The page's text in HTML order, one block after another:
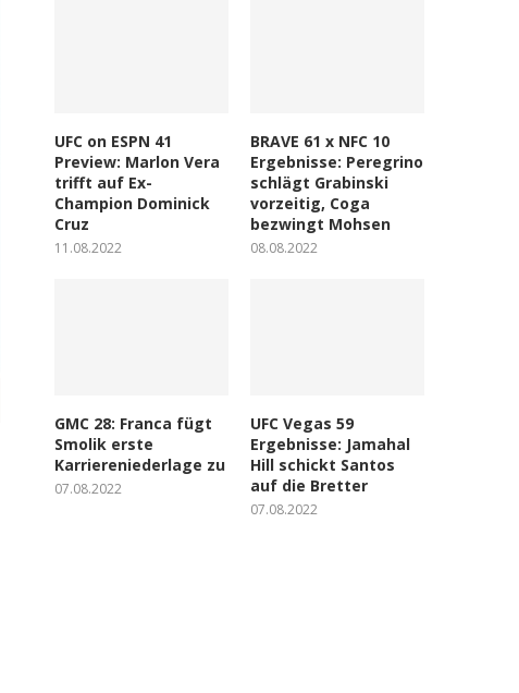
UFC on ESPN 41
Preview: Marlon Vera
trifft auf Ex-
Champion Dominick
Cruz
11.08.2022
BRAVE 61 x NFC 10
Ergebnisse: Peregrino
schlägt Grabinski
vorzeitig, Coga
bezwingt Mohsen
08.08.2022
GMC 28: Franca fügt
Smolik erste
Karriereniederlage zu
07.08.2022
UFC Vegas 59
Ergebnisse: Jamahal
Hill schickt Santos
auf die Bretter
07.08.2022